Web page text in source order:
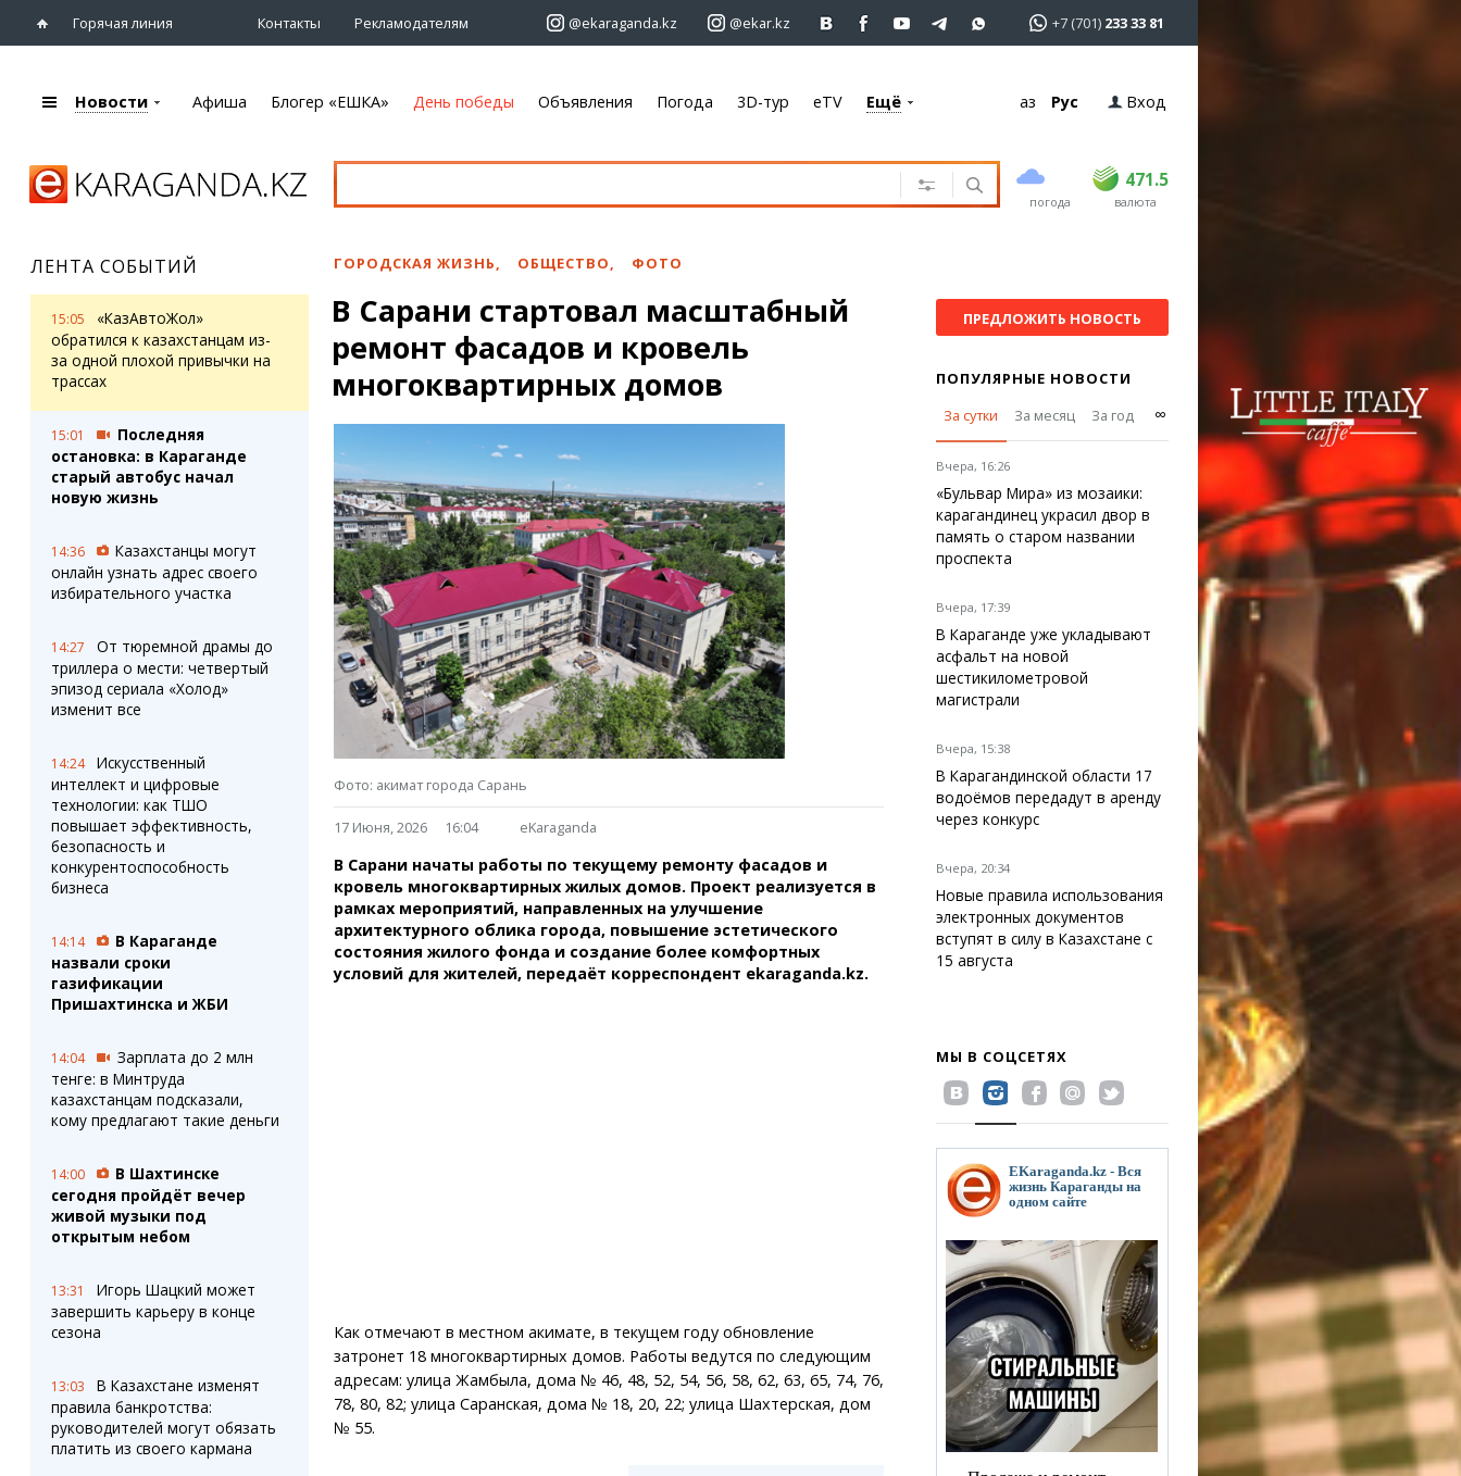
Горячая линия Контакты Рекламодателям @ekaraganda.kz @ekar.kz +7 (701) 233 33 81
Караганды
eTV
Рассылка новостей
Персоны
Интервью
Афиша
Театры
Спорт
Выставки
Цирк и зоопарк
Объявления
Автомобили
Услуги
Электроника
Мебель
Блогер «ЕШКА»
Лента блогера
Штрихи
Коллаж недели
Ешкин гороскоп
Web-камеры
Пробки
Карта Караганды
Организации
Мой участковый
Перекрытие дорог
Караганда
Темиртау
Балхаш
Жезказган
Медиа
Фото
Видео
Сервисы
Переводчик
Справочник
Расписание транспорта
Автобусные остановки
Экстренные службы
Каталог компаний
Новости Афиша Блогер «ЕШКА» День победы Объявления Погода 3D-тур eTV Ещё Қаз Рус Вход
погода
471.5
USD 470 471.5
EUR валюта
ЛЕНТА СОБЫТИЙ
15:05
«КазАвтоЖол»
обратился к казахстанцам из-
за одной плохой привычки на
трассах
15:01
Последняя
остановка: в Караганде
старый автобус начал
новую жизнь
14:36
Казахстанцы могут
онлайн узнать адрес своего
избирательного участка
14:27
От тюремной драмы до
триллера о мести: четвертый
эпизод сериала «Холод»
изменит все
14:24
Искусственный
интеллект и цифровые
технологии: как ТШО
повышает эффективность,
безопасность и
конкурентоспособность
бизнеса
14:14
В Караганде
назвали сроки
газификации
Пришахтинска и ЖБИ
14:04
Зарплата до 2 млн
тенге: в Минтруда
казахстанцам подсказали,
кому предлагают такие деньги
14:00
В Шахтинске
сегодня пройдёт вечер
живой музыки под
открытым небом
13:31
Игорь Шацкий может
завершить карьеру в конце
сезона
13:03
В Казахстане изменят
правила банкротства:
руководителей могут обязать
платить из своего кармана
ГОРОДСКАЯ ЖИЗНЬ, ОБЩЕСТВО, ФОТО
В Сарани стартовал масштабный
ремонт фасадов и кровель
многоквартирных домов
Фото: акимат города Сарань
17 Июня, 2026 16:04 eKaraganda
В Сарани начаты работы по текущему ремонту фасадов и
кровель многоквартирных жилых домов. Проект реализуется в
рамках мероприятий, направленных на улучшение
архитектурного облика города, повышение эстетического
состояния жилого фонда и создание более комфортных
условий для жителей, передаёт корреспондент ekaraganda.kz.
Как отмечают в местном акимате, в текущем году обновление
затронет 18 многоквартирных домов. Работы ведутся по следующим
адресам: улица Жамбыла, дома № 46, 48, 52, 54, 56, 58, 62, 63, 65, 74, 76,
78, 80, 82; улица Саранская, дома № 18, 20, 22; улица Шахтерская, дом
№ 55.
ПРЕДЛОЖИТЬ НОВОСТЬ
ПОПУЛЯРНЫЕ НОВОСТИ
За сутки
За месяц За год ∞
Вчера, 16:26
«Бульвар Мира» из мозаики:
карагандинец украсил двор в
память о старом названии
проспекта
Вчера, 17:39
В Караганде уже укладывают
асфальт на новой
шестикилометровой
магистрали
Вчера, 15:38
В Карагандинской области 17
водоёмов передадут в аренду
через конкурс
Вчера, 20:34
Новые правила использования
электронных документов
вступят в силу в Казахстане с
15 августа
МЫ В СОЦСЕТЯХ
EKaraganda.kz - Вся
жизнь Караганды на
одном сайте